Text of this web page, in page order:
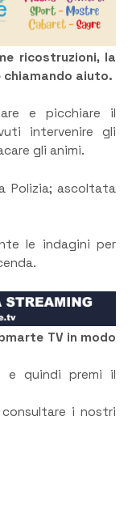
ricostruzioni, la
aiuto.
e picchiare il
intervenire gli
gli animi.
Polizia; ascoltata
le indagini per
TV in modo
e quindi premi il
i nostri